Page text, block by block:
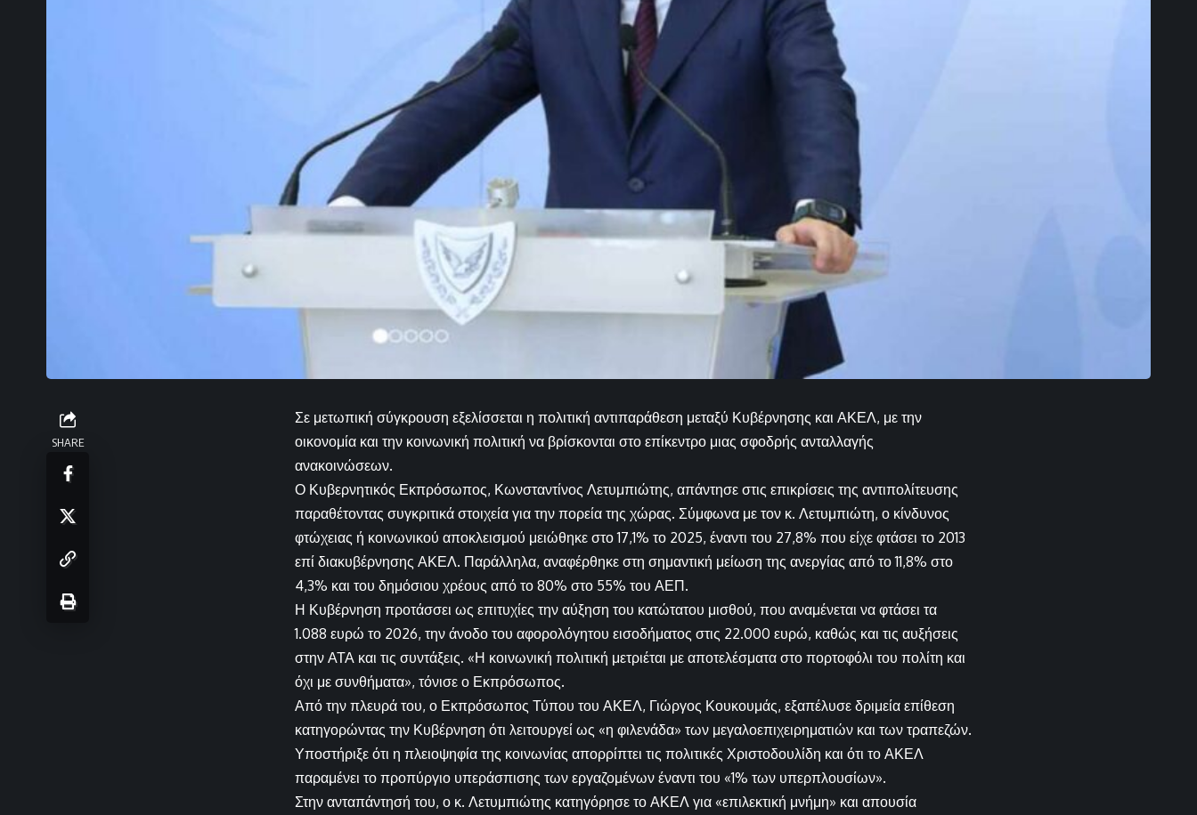
SHARE
Σε μετωπική σύγκρουση εξελίσσεται η πολιτική αντιπαράθεση μεταξύ Κυβέρνησης και ΑΚΕΛ, με την
οικονομία και την κοινωνική πολιτική να βρίσκονται στο επίκεντρο μιας σφοδρής ανταλλαγής
ανακοινώσεων.
Ο Κυβερνητικός Εκπρόσωπος, Κωνσταντίνος Λετυμπιώτης, απάντησε στις επικρίσεις της αντιπολίτευσης
παραθέτοντας συγκριτικά στοιχεία για την πορεία της χώρας. Σύμφωνα με τον κ. Λετυμπιώτη, ο κίνδυνος
φτώχειας ή κοινωνικού αποκλεισμού μειώθηκε στο 17,1% το 2025, έναντι του 27,8% που είχε φτάσει το 2013
επί διακυβέρνησης ΑΚΕΛ. Παράλληλα, αναφέρθηκε στη σημαντική μείωση της ανεργίας από το 11,8% στο
4,3% και του δημόσιου χρέους από το 80% στο 55% του ΑΕΠ.
Η Κυβέρνηση προτάσσει ως επιτυχίες την αύξηση του κατώτατου μισθού, που αναμένεται να φτάσει τα
1.088 ευρώ το 2026, την άνοδο του αφορολόγητου εισοδήματος στις 22.000 ευρώ, καθώς και τις αυξήσεις
στην ΑΤΑ και τις συντάξεις. «Η κοινωνική πολιτική μετριέται με αποτελέσματα στο πορτοφόλι του πολίτη και
όχι με συνθήματα», τόνισε ο Εκπρόσωπος.
Από την πλευρά του, ο Εκπρόσωπος Τύπου του ΑΚΕΛ, Γιώργος Κουκουμάς, εξαπέλυσε δριμεία επίθεση
κατηγορώντας την Κυβέρνηση ότι λειτουργεί ως «η φιλενάδα» των μεγαλοεπιχειρηματιών και των τραπεζών.
Υποστήριξε ότι η πλειοψηφία της κοινωνίας απορρίπτει τις πολιτικές Χριστοδουλίδη και ότι το ΑΚΕΛ
παραμένει το προπύργιο υπεράσπισης των εργαζομένων έναντι του «1% των υπερπλουσίων».
Στην ανταπάντησή του, ο κ. Λετυμπιώτης κατηγόρησε το ΑΚΕΛ για «επιλεκτική μνήμη» και απουσία